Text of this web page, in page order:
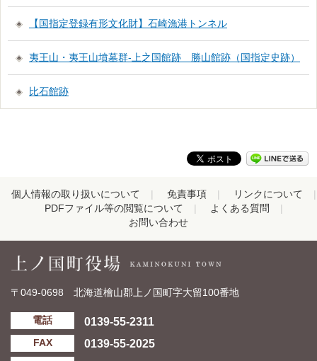
【国指定登録有形文化財】石崎漁港トンネル
夷王山・夷王山墳墓群-上之国館跡 勝山館跡（国指定史跡）
比石館跡
個人情報の取り扱いについて 免責事項
リンクについて
PDFファイル等の閲覧について
よくある質問
お問い合わせ
〒049-0698 北海道檜山郡上ノ国町字大留100番地
電話 0139-55-2311
FAX 0139-55-2025